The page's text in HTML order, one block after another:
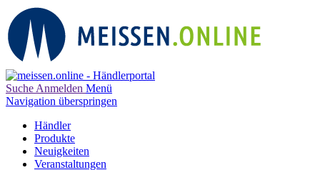
Suche Anmelden Menü
Navigation überspringen
Händler
Produkte
Neuigkeiten
Veranstaltungen